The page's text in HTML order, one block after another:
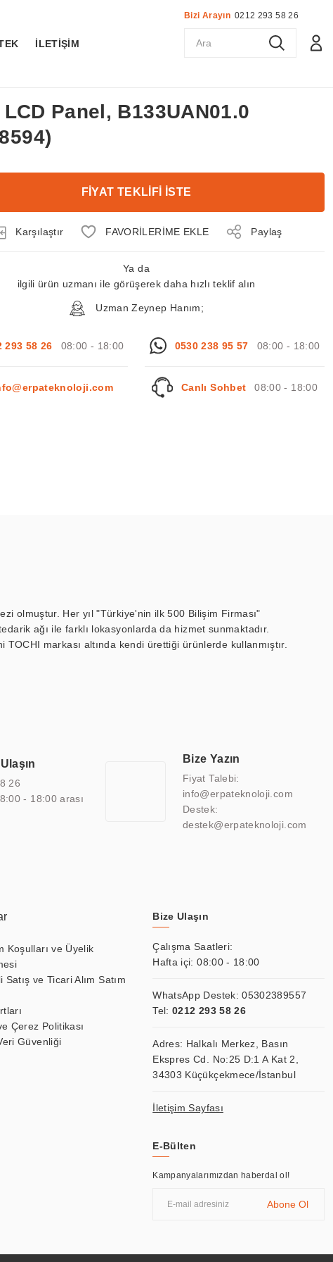
İLETİŞİM
Bizi Arayın 0212 293 58 26
Panel, B133UAN01.0
FİYAT TEKLİFİ İSTE
Karşılaştır Paylaş
Ya da
ilgili ürün uzmanı ile görüşerek daha hızlı teklif alın
Uzman Zeynep Hanım;
293 58 26 08:00 - 18:00 0530 238 95 57 08:00 - 18:00
Canlı Sohbet 08:00 - 18:00
olmuştur. Her yıl "Türkiye'nin ilk 500 Bilişim Firması"
ağı ile farklı lokasyonlarda da hizmet sunmaktadır.
markası altında kendi ürettiği ürünlerde kullanmıştır.
bir şekilde hareket etmektedir. Kaliteli ekipmanı, uzman kadroları,
sağlamaktadır.
26
- 18:00 arası
Bize Yazın
Fiyat Talebi:
info@erpateknoloji.com
Destek:
destek@erpateknoloji.com
Koşulları ve Üyelik
Satış ve Ticari Alım Satım
Çerez Politikası
Güvenliği
Bize Ulaşın
Çalışma Saatleri:
Hafta içi: 08:00 - 18:00
WhatsApp Destek:05302389557
Tel: 0212 293 58 26
Adres: Halkalı Merkez, Basın
Ekspres Cd. No:25 D:1 A Kat 2,
34303 Küçükçekmece/İstanbul
İletişim Sayfası
E-Bülten
Kampanyalarımızdan haberdal ol!
Abone Ol